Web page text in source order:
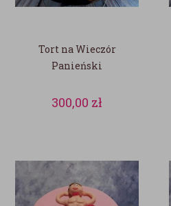
Tort na Wieczór
Panieński
300,00 zł